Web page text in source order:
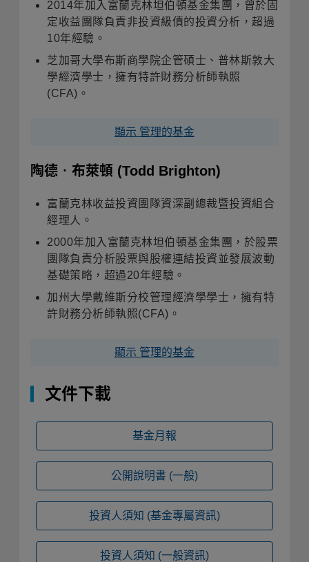
2014年加入富蘭克林坦伯頓基金集團，曾於固
定收益團隊負責非投資級債的投資分析，超過
10年經驗。
芝加哥大學布斯商學院企管碩士、普林斯敦大
學經濟學士，擁有特許財務分析師執照
(CFA)。
顯示 管理的基金
陶德‧布萊頓 (Todd Brighton)
富蘭克林收益投資團隊資深副總裁暨投資組合
經理人。
2000年加入富蘭克林坦伯頓基金集團，於股票
團隊負責分析股票與股權連結投資並發展波動
基礎策略，超過20年經驗。
加州大學戴維斯分校管理經濟學學士，擁有特
許財務分析師執照(CFA)。
顯示 管理的基金
文件下載
基金月報
公開說明書 (一般)
投資人須知 (基金專屬資訊)
投資人須知 (一般資訊)